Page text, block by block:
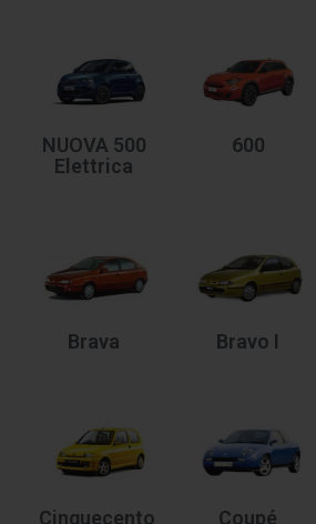
NUOVA 500
Elettrica
600
Brava Bravo I
Cinquecento Coupé